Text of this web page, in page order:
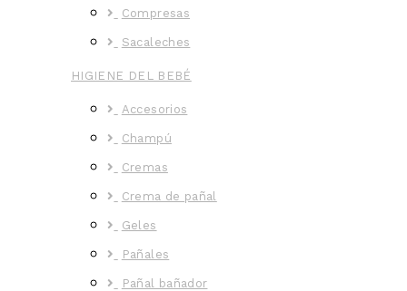
Compresas
Sacaleches
HIGIENE DEL BEBÉ
Accesorios
Champú
Cremas
Crema de pañal
Geles
Pañales
Pañal bañador